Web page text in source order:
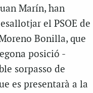
Marín, han
el PSOE de
Bonilla, que
posició -
sorpasso de
es presentarà a la